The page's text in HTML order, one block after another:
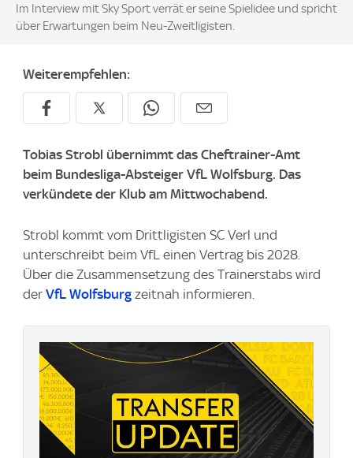
Im Interview mit Sky Sport verrät er seine Spielidee und spricht
über Erwartungen beim Neu-Zweitligisten.
Weiterempfehlen:
Tobias Strobl übernimmt das Cheftrainer-Amt
beim Bundesliga-Absteiger VfL Wolfsburg. Das
verkündete der Klub am Mittwochabend.
Strobl kommt vom Drittligisten SC Verl und
unterschreibt beim VfL einen Vertrag bis 2028.
Über die Zusammensetzung des Trainerstabs wird
der VfL Wolfsburg zeitnah informieren.